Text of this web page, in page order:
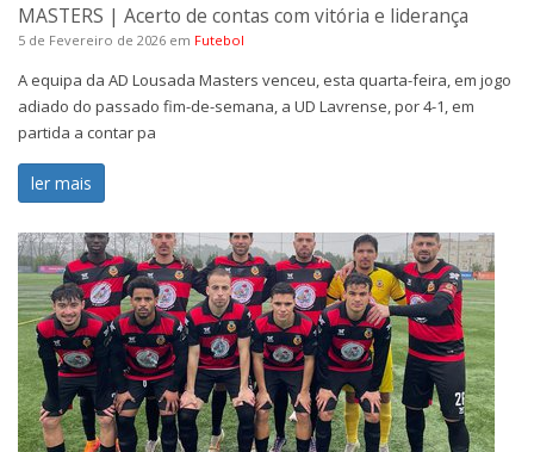
MASTERS | Acerto de contas com vitória e liderança
5 de Fevereiro de 2026 em Futebol
A equipa da AD Lousada Masters venceu, esta quarta-feira, em jogo
adiado do passado fim-de-semana, a UD Lavrense, por 4-1, em
partida a contar pa
ler mais